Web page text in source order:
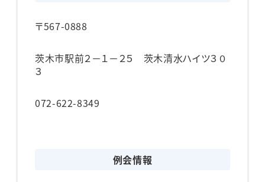
〒567-0888
茨木市駅前２－１－２５ 茨木清水ハイツ３０
３
072-622-8349
例会情報